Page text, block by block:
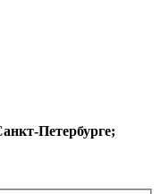
Петербурге;